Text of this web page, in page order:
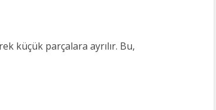
küçük parçalara ayrılır. Bu,